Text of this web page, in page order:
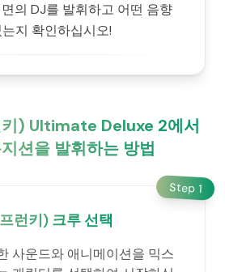
의 DJ를 발휘하고 어떤 음향
지 확인하십시오!
) Ultimate Deluxe 2에서
션을 발휘하는 방법
Step 1
런키) 크루 선택
사운드와 애니메이션을 믹스